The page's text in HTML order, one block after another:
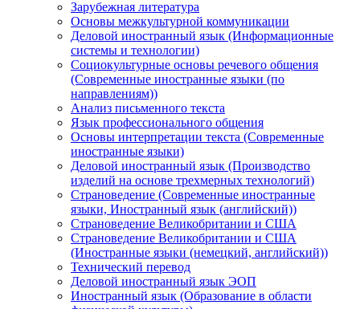
Зарубежная литература
Основы межкультурной коммуникации
Деловой иностранный язык (Информационные
системы и технологии)
Социокультурные основы речевого общения
(Современные иностранные языки (по
направлениям))
Анализ письменного текста
Язык профессионального общения
Основы интерпретации текста (Современные
иностранные языки)
Деловой иностранный язык (Производство
изделий на основе трехмерных технологий)
Страноведение (Современные иностранные
языки, Иностранный язык (английский))
Страноведение Великобритании и США
Страноведение Великобритании и США
(Иностранные языки (немецкий, английский))
Технический перевод
Деловой иностранный язык ЭОП
Иностранный язык (Образование в области